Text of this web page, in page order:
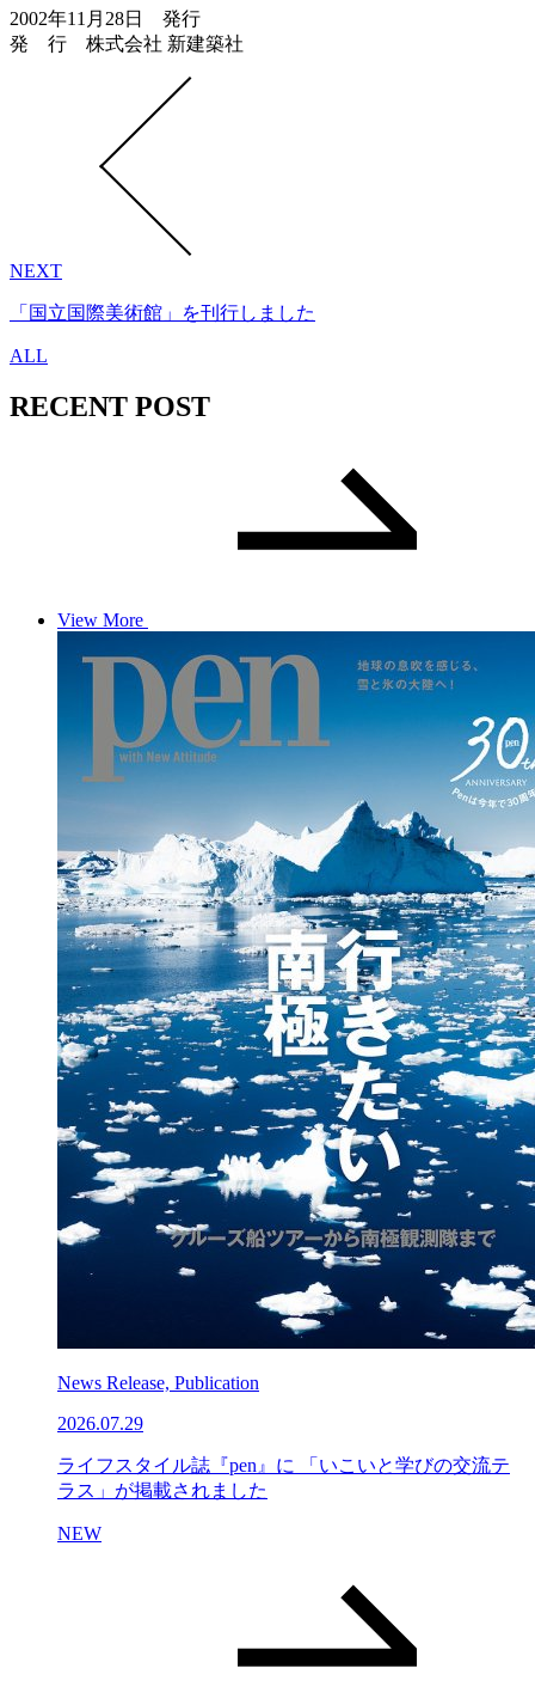
2002年11月28日 発行
発 行 株式会社 新建築社
NEXT
「国立国際美術館」を刊行しました
ALL
RECENT POST
View More
News Release, Publication
2026.07.29
ライフスタイル誌『pen』に 「いこいと学びの交流テ
ラス」が掲載されました
NEW